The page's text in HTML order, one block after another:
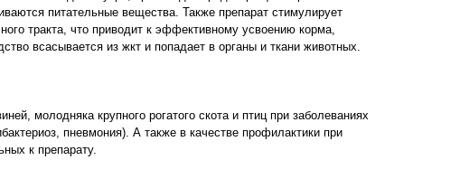
питательные вещества. Также препарат стимулирует
тракта, что приводит к эффективному усвоению корма,
всасывается из жкт и попадает в органы и ткани животных.
молодняка крупного рогатого скота и птиц при заболеваниях
пневмония). А также в качестве профилактики при
к препарату.